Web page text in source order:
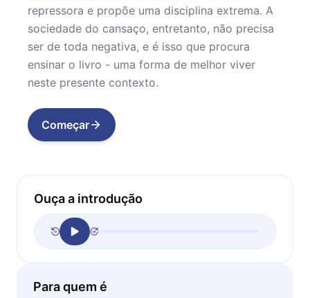
repressora e propõe uma disciplina extrema. A
sociedade do cansaço, entretanto, não precisa
ser de toda negativa, e é isso que procura
ensinar o livro - uma forma de melhor viver
neste presente contexto.
Começar
Ouça a introdução
Para quem é